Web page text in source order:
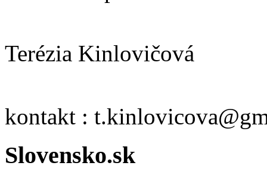
Terézia Kinlovičová
kontakt :
Slovensko.sk